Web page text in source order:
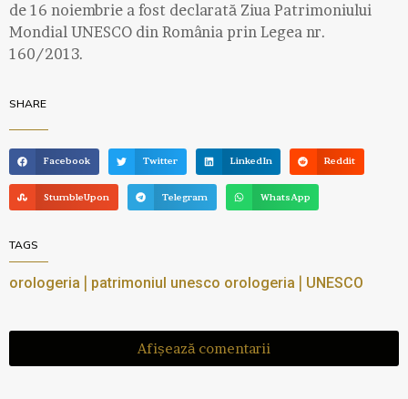
de 16 noiembrie a fost declarată Ziua Patrimoniului
Mondial UNESCO din România prin Legea nr.
160/2013.
SHARE
Facebook Twitter LinkedIn Reddit
StumbleUpon Telegram WhatsApp
TAGS
orologeria patrimoniul unesco orologeria UNESCO
Afișează comentarii